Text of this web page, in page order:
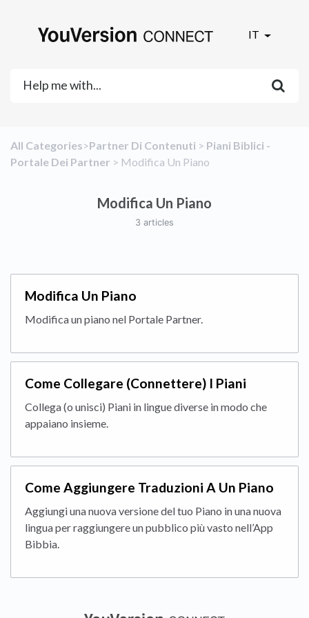
IT
All Categories​>​​Partner Di Contenuti ​ > ​ ​Piani Biblici -
Portale Dei Partner ​ > ​ ​Modifica Un Piano
Modifica Un Piano
3 articles
Modifica Un Piano
Modifica un piano nel Portale Partner.
Come Collegare (Connettere) I Piani
Collega (o unisci) Piani in lingue diverse in modo che
appaiano insieme.
Come Aggiungere Traduzioni A Un Piano
Aggiungi una nuova versione del tuo Piano in una nuova
lingua per raggiungere un pubblico più vasto nell’App
Bibbia.